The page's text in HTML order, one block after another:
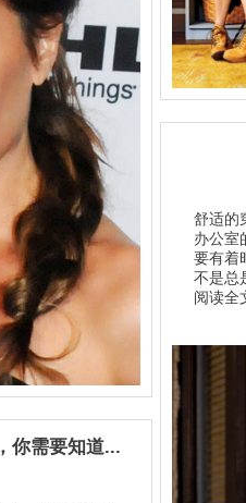
舒适的
办公室
要有着
不是总
阅读全
你需要知道...